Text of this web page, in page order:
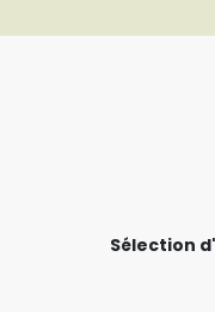
Sélection